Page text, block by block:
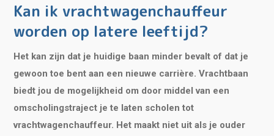
Kan ik vrachtwagenchauffeur
worden op latere leeftijd?
Het kan zijn dat je huidige baan minder bevalt of dat je
gewoon toe bent aan een nieuwe carrière. Vrachtbaan
biedt jou de mogelijkheid om door middel van een
omscholingstraject je te laten scholen tot
vrachtwagenchauffeur. Het maakt niet uit als je ouder